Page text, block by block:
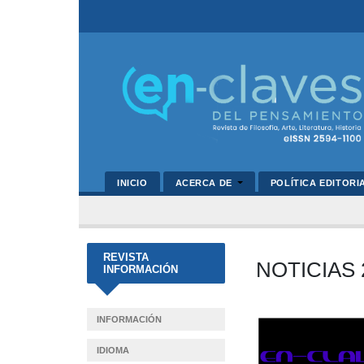
INICIO ACERCA DE POLÍTICA
REVISTA
INFORMACIÓN
INFORMACIÓN
IDIOMA
NOTICIAS
Barra
lateral